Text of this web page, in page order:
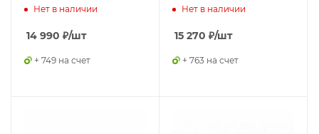
зеленый
Нет в наличии
14 990 ₽/шт
+ 749 на счет
с ковриком, синий
Нет в наличии
15 270 ₽/шт
+ 763 на счет